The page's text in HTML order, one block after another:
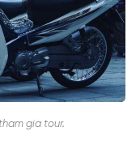
gia tour.